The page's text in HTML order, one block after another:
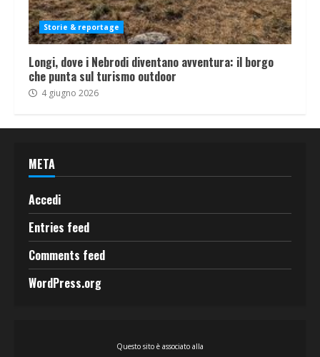
Storie & reportage
Longi, dove i Nebrodi diventano avventura: il borgo
che punta sul turismo outdoor
4 giugno 2026
META
Accedi
Entries feed
Comments feed
WordPress.org
Questo sito è associato alla